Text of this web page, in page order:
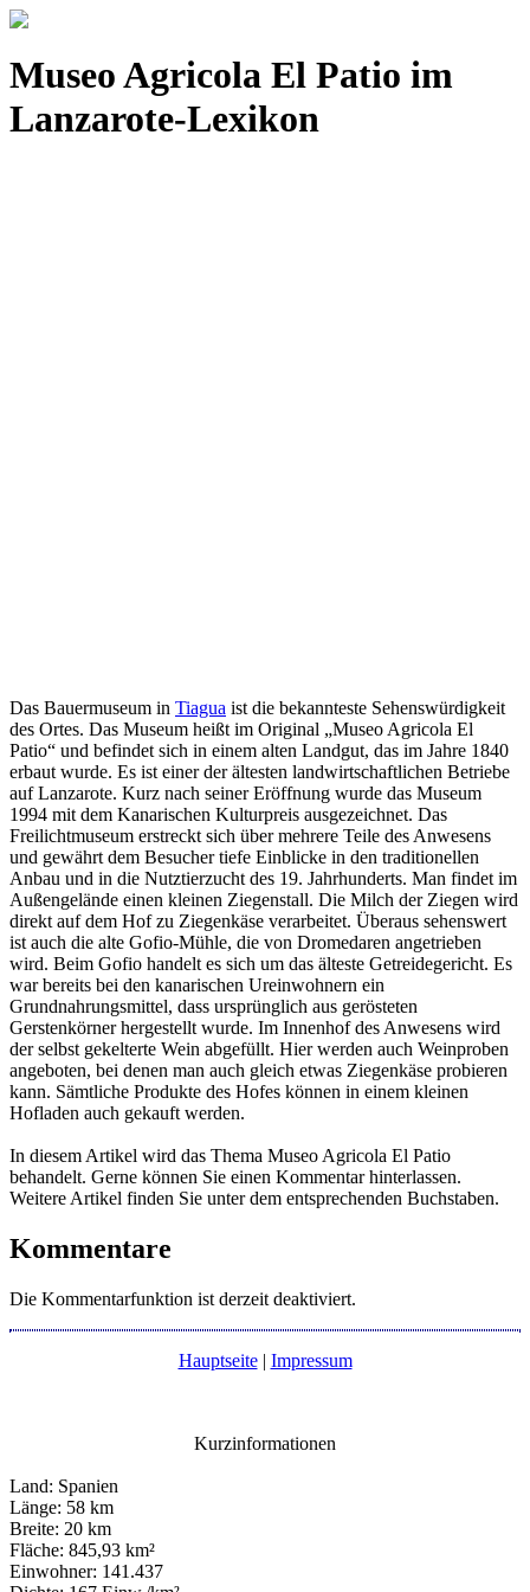
Museo Agricola El Patio im
Lanzarote-Lexikon
Das Bauermuseum in Tiagua ist die bekannteste Sehenswürdigkeit
des Ortes. Das Museum heißt im Original „Museo Agricola El
Patio“ und befindet sich in einem alten Landgut, das im Jahre 1840
erbaut wurde. Es ist einer der ältesten landwirtschaftlichen Betriebe
auf Lanzarote. Kurz nach seiner Eröffnung wurde das Museum
1994 mit dem Kanarischen Kulturpreis ausgezeichnet. Das
Freilichtmuseum erstreckt sich über mehrere Teile des Anwesens
und gewährt dem Besucher tiefe Einblicke in den traditionellen
Anbau und in die Nutztierzucht des 19. Jahrhunderts. Man findet im
Außengelände einen kleinen Ziegenstall. Die Milch der Ziegen wird
direkt auf dem Hof zu Ziegenkäse verarbeitet. Überaus sehenswert
ist auch die alte Gofio-Mühle, die von Dromedaren angetrieben
wird. Beim Gofio handelt es sich um das älteste Getreidegericht. Es
war bereits bei den kanarischen Ureinwohnern ein
Grundnahrungsmittel, dass ursprünglich aus gerösteten
Gerstenkörner hergestellt wurde. Im Innenhof des Anwesens wird
der selbst gekelterte Wein abgefüllt. Hier werden auch Weinproben
angeboten, bei denen man auch gleich etwas Ziegenkäse probieren
kann. Sämtliche Produkte des Hofes können in einem kleinen
Hofladen auch gekauft werden.
In diesem Artikel wird das Thema Museo Agricola El Patio
behandelt. Gerne können Sie einen Kommentar hinterlassen.
Weitere Artikel finden Sie unter dem entsprechenden Buchstaben.
Kommentare
Die Kommentarfunktion ist derzeit deaktiviert.
Hauptseite| Impressum
Kurzinformationen
Land: Spanien
Länge: 58 km
Breite: 20 km
Fläche: 845,93 km²
Einwohner: 141.437